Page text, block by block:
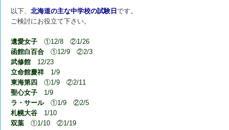
以下、 北海道の主な中学校の試験日 です。
ご検討にお役立て下さい。
遺愛女子
①12/8 ②1/26
函館白百合
①12/9 ②2/3
武修館 12/23
立命館慶祥1/9
東海第四
①1/9 ②2/11
聖心女子 1/9
ラ・サール
①1/9 ②2/5
札幌大谷 1/10
双葉
①1/10 ②1/19